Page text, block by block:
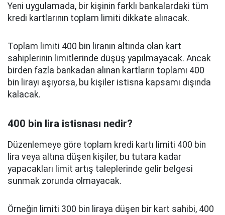
Yeni uygulamada, bir kişinin farklı bankalardaki tüm
kredi kartlarının toplam limiti dikkate alınacak.
Toplam limiti 400 bin liranın altında olan kart
sahiplerinin limitlerinde düşüş yapılmayacak. Ancak
birden fazla bankadan alınan kartların toplamı 400
bin lirayı aşıyorsa, bu kişiler istisna kapsamı dışında
kalacak.
400 bin lira istisnası nedir?
Düzenlemeye göre toplam kredi kartı limiti 400 bin
lira veya altına düşen kişiler, bu tutara kadar
yapacakları limit artış taleplerinde gelir belgesi
sunmak zorunda olmayacak.
Örneğin limiti 300 bin liraya düşen bir kart sahibi, 400